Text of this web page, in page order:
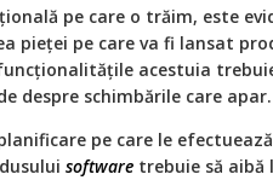
pe care o trăim, este
pieței pe care va fi lansat
acestuia
despre schimbările care apar.
pe care le efectuează
software trebuie să